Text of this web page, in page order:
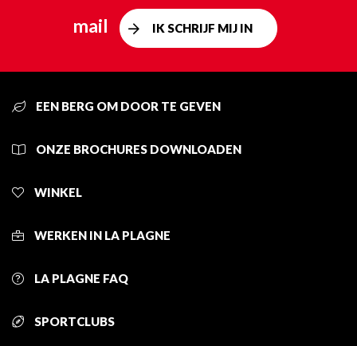
mail
IK SCHRIJF MIJ IN
EEN BERG OM DOOR TE GEVEN
ONZE BROCHURES DOWNLOADEN
WINKEL
WERKEN IN LA PLAGNE
LA PLAGNE FAQ
SPORTCLUBS